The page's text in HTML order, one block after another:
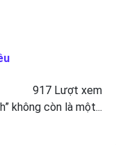
917 Lượt xem
không còn là một...